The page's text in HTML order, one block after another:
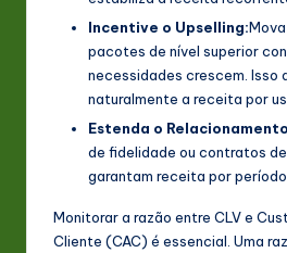
Incentive o Upselling:
pacotes de nível superior
necessidades crescem. Isso
naturalmente a receita por
Estenda o
de fidelidade ou contratos
garantam receita por
Monitorar a razão entre CLV e
Cliente (CAC) é essencial. Uma